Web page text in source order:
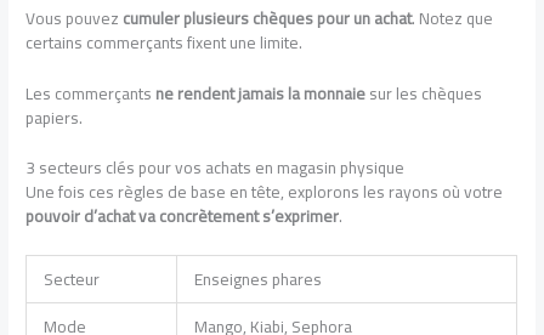
Vous pouvezcumuler plusieurs chèques pour un achat. Notez que
certains commerçants fixent une limite.
Les commerçantsne rendent jamais la monnaiesur les chèques
papiers.
3 secteurs clés pour vos achats en magasin physique
Une fois ces règles de base en tête, explorons les rayons où votre
pouvoir d’achat va concrètement s’exprimer.
Secteur
Enseignes phares
Mode
Mango, Kiabi, Sephora